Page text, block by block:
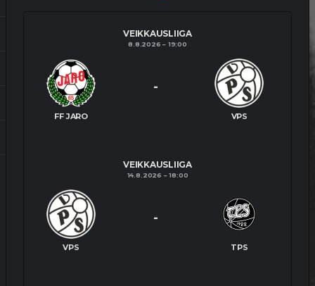
VEIKKAUSLIIGA
8.8.2026 19:00
FF JARO VPS
-
VEIKKAUSLIIGA
14.8.2026 18:00
VPS TPS
-